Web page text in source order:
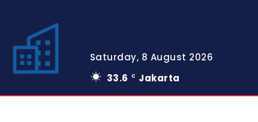
Saturday, 8 August 2026
33.6
C Jakarta